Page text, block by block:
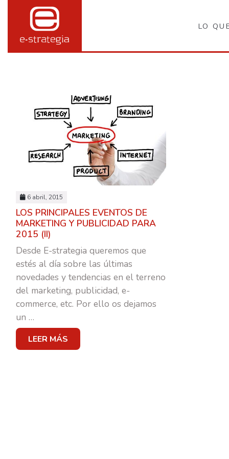
LO
MARKETING & PUBLI
TRANSFORMACIÓN
BRANDING
6 abril, 2015
LOS PRINCIPALES EVENTOS DE
MARKETING Y PUBLICIDAD PARA
2015 (II)
Desde E-strategia queremos que
estés al día sobre las últimas
novedades y tendencias en el terreno
del marketing, publicidad, e-
commerce, etc. Por ello os dejamos
un …
LEER MÁS